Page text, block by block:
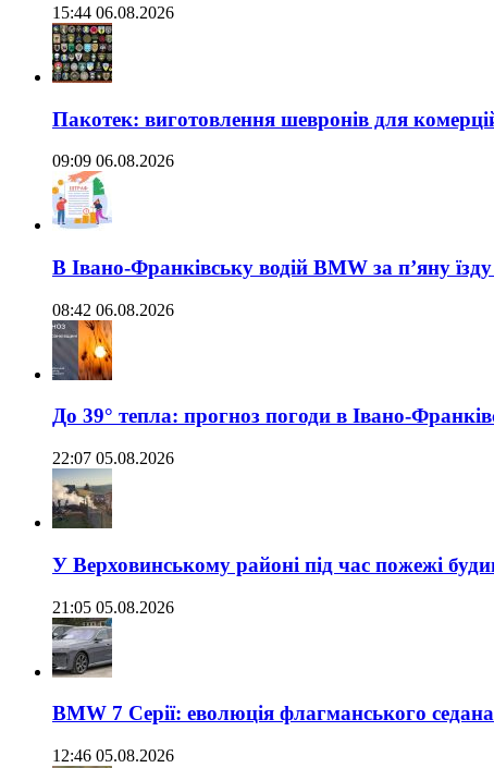
15:44 06.08.2026
Пакотек: виготовлення шевронів для
09:09 06.08.2026
В Івано-Франківську водій BMW за п’яну
08:42 06.08.2026
До 39° тепла: прогноз погоди в Івано-
22:07 05.08.2026
У Верховинському районі під час пожежі
21:05 05.08.2026
BMW 7 Серії: еволюція флагманського седана
12:46 05.08.2026